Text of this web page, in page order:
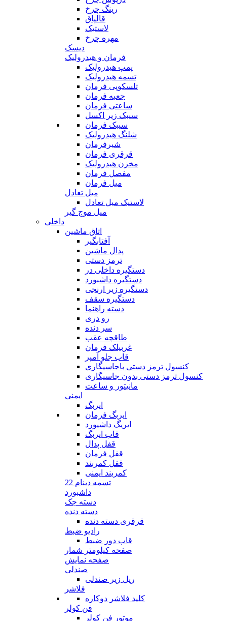
رینگ چرخ
قالپاق
لاستیک
مهره چرخ
دیسک
فرمان و هیدرولیک
پمپ هیدرولیک
تسمه هیدرولیک
تلسکوپی فرمان
جعبه فرمان
ساعتی فرمان
سیبک زیر اکسل
سیبک فرمان
شلنگ هیدرولیک
شیرفرمان
قرقری فرمان
مخزن هیدرولیک
مفصل فرمان
میل فرمان
میل تعادل
لاستیک میل تعادل
میل موج گیر
داخلی
اتاق ماشین
آفتابگیر
پدال ماشین
ترمز دستی
دستگیره داخلی در
دستگیره داشبورد
دستگیره زیر ارنجی
دستگیره سقف
دسته راهنما
رو دری
سر دنده
طاقچه عقب
غربیلک فرمان
قاب جلو آمپر
کنسول ترمز دستی باجاسیگاری
کنسول ترمز دستی بدون جاسیگاری
مانیتور و ساعت
ایمنی
ایربگ
ایربگ فرمان
ایریگ داشیورد
قاب ایربگ
قفل پدال
قفل فرمان
قفل کمربند
کمربند ایمنی
تسمه دینام 22
داشبورد
دسته جک
دسته دنده
قرقری دسته دنده
رادیو ضبط
قاب دور ضبط
صفحه کیلومتر شمار
صفحه نمایش
صندلی
ریل زیر صندلی
فلاشر
کلید فلاشر دوکاره
فن کولر
موتور فن کولر